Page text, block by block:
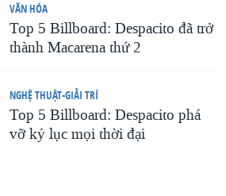
VĂN HÓA
Top 5 Billboard: Despacito đã trở
thành Macarena thứ 2
NGHỆ THUẬT-GIẢI TRÍ
Top 5 Billboard: Despacito phá
vỡ kỷ lục mọi thời đại